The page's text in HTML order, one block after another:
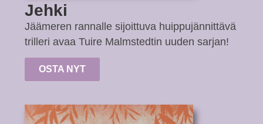
Jehki
Jäämeren rannalle sijoittuva huippujännittävä
trilleri avaa Tuire Malmstedtin uuden sarjan!
OSTA NYT